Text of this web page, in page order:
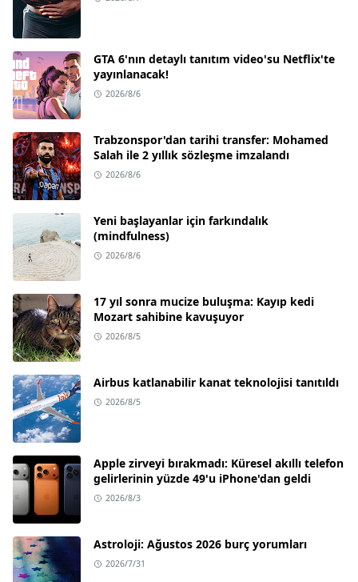
GTA 6'nın detaylı tanıtım video'su Netflix'te
yayınlanacak!
2026/8/6
Trabzonspor'dan tarihi transfer: Mohamed
Salah ile 2 yıllık sözleşme imzalandı
2026/8/6
Yeni başlayanlar için farkındalık
(mindfulness)
2026/8/6
17 yıl sonra mucize buluşma: Kayıp kedi
Mozart sahibine kavuşuyor
2026/8/5
Airbus katlanabilir kanat teknolojisi tanıtıldı
2026/8/5
Apple zirveyi bırakmadı: Küresel akıllı telefon
gelirlerinin yüzde 49'u iPhone'dan geldi
2026/8/3
Astroloji: Ağustos 2026 burç yorumları
2026/7/31